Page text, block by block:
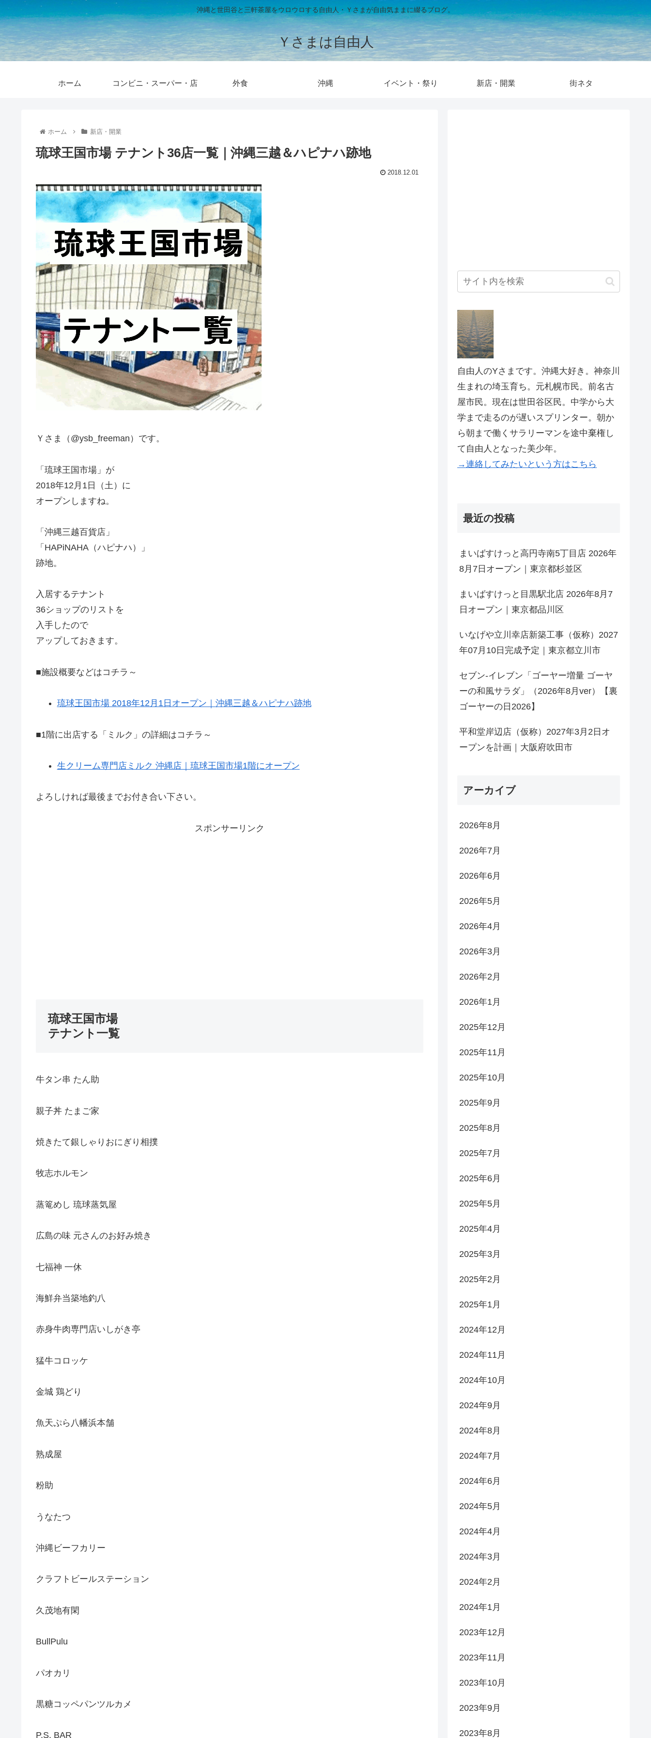
沖縄と世田谷と三軒茶屋をウロウロする自由人・Ｙさまが自由気ままに綴るブログ。
Ｙさまは自由人
ホーム コンビニ・スーパー・店 外食 沖縄 イベント・祭り 新店・開業 街ネタ
ホーム 新店・開業
琉球王国市場 テナント36店一覧｜沖縄三越＆ハピナハ跡地
2018.12.01
Ｙさま（@ysb_freeman）です。
「琉球王国市場」が
2018年12月1日（土）に
オープンしますね。
「沖縄三越百貨店」
「HAPiNAHA（ハピナハ）」
跡地。
入居するテナント
36ショップのリストを
入手したので
アップしておきます。
■施設概要などはコチラ～
琉球王国市場 2018年12月1日オープン｜沖縄三越＆ハピナハ跡地
■1階に出店する「ミルク」の詳細はコチラ～
生クリーム専門店ミルク 沖縄店｜琉球王国市場1階にオープン
よろしければ最後までお付き合い下さい。
スポンサーリンク
琉球王国市場
テナント一覧
牛タン串 たん助
親子丼 たまご家
焼きたて銀しゃりおにぎり相撲
牧志ホルモン
蒸篭めし 琉球蒸気屋
広島の味 元さんのお好み焼き
七福神 一休
海鮮弁当築地釣八
赤身牛肉専門店いしがき亭
猛牛コロッケ
金城 鶏どり
魚天ぷら八幡浜本舗
熟成屋
粉助
うなたつ
沖縄ビーフカリー
クラフトビールステーション
久茂地有閑
BullPulu
パオカリ
黒糖コッペパンツルカメ
P.S. BAR
自由人のYさまです。沖縄大好き。神奈川
生まれの埼玉育ち。元札幌市民。前名古
屋市民。現在は世田谷区民。中学から大
学まで走るのが遅いスプリンター。朝か
ら朝まで働くサラリーマンを途中棄権し
て自由人となった美少年。
→連絡してみたいという方はこちら
最近の投稿
まいばすけっと高円寺南5丁目店 2026年
8月7日オープン｜東京都杉並区
まいばすけっと目黒駅北店 2026年8月7
日オープン｜東京都品川区
いなげや立川幸店新築工事（仮称）2027
年07月10日完成予定｜東京都立川市
セブン-イレブン「ゴーヤー増量 ゴーヤ
ーの和風サラダ」（2026年8月ver）【裏
ゴーヤーの日2026】
平和堂岸辺店（仮称）2027年3月2日オ
ープンを計画｜大阪府吹田市
アーカイブ
2026年8月
2026年7月
2026年6月
2026年5月
2026年4月
2026年3月
2026年2月
2026年1月
2025年12月
2025年11月
2025年10月
2025年9月
2025年8月
2025年7月
2025年6月
2025年5月
2025年4月
2025年3月
2025年2月
2025年1月
2024年12月
2024年11月
2024年10月
2024年9月
2024年8月
2024年7月
2024年6月
2024年5月
2024年4月
2024年3月
2024年2月
2024年1月
2023年12月
2023年11月
2023年10月
2023年9月
2023年8月